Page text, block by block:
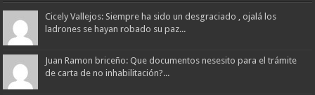
Cicely Vallejos: Siempre ha sido un desgraciado , ojalá los
ladrones se hayan robado su paz...
Juan Ramon briceño: Que documentos nesesito para el trámite
de carta de no inhabilitación?...